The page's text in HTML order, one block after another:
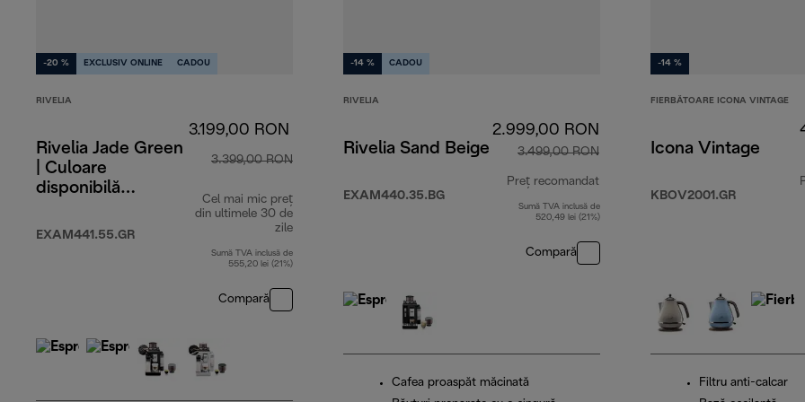
-20 % EXCLUSIV ONLINE CADOU
RIVELIA
Rivelia Jade Green
| Culoare
disponibilă
EXAM441.55.GR
3.199,00 RON
3.399,00 RON
Cel mai mic preț
din ultimele 30 de
zile
Sumă TVA inclusă de
555,20 lei (21%)
Compară
-14 % CADOU
RIVELIA
Rivelia Sand Beige
EXAM440.35.BG
2.999,00 RON
3.499,00 RON
Preț recomandat
preț inițial 3.499,00 RON
Sumă TVA inclusă de
520,49 lei (21%)
Compară
Cafea proaspăt măcinată
-14 %
FIERBĂTOARE ICONA VINTAGE
Icona Vintage
KBOV2001.GR
Filtru anti-calcar